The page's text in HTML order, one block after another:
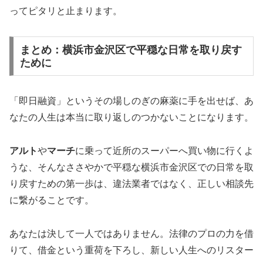
ってピタリと止まります。
まとめ：横浜市金沢区で平穏な日常を取り戻す
ために
「即日融資」というその場しのぎの麻薬に手を出せば、あ
なたの人生は本当に取り返しのつかないことになります。
アルトやマーチに乗って近所のスーパーへ買い物に行くよ
うな、そんなささやかで平穏な横浜市金沢区での日常を取
り戻すための第一歩は、違法業者ではなく、正しい相談先
に繋がることです。
あなたは決して一人ではありません。法律のプロの力を借
りて、借金という重荷を下ろし、新しい人生へのリスター